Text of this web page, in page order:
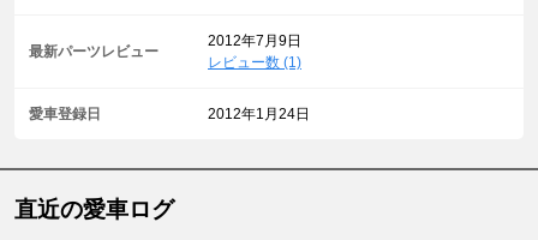
最新パーツレビュー
2012年7月9日
レビュー数 (1)
愛車登録日 2012年1月24日
直近の愛車ログ